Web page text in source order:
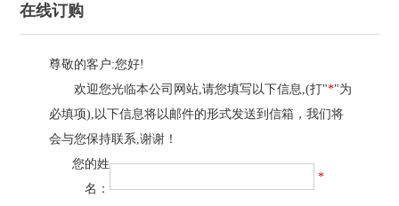
在线订购
尊敬的客户:您好!
欢迎您光临本公司网站,请您填写以下信息,(打"*"为
必填项),以下信息将以邮件的形式发送到信箱，我们将
会与您保持联系,谢谢！
您的姓
名：
*